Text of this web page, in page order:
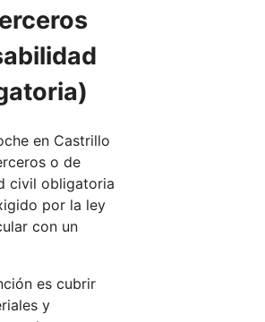
en Castrillo
o de
civil obligatoria
por la ley
con un
es cubrir
y